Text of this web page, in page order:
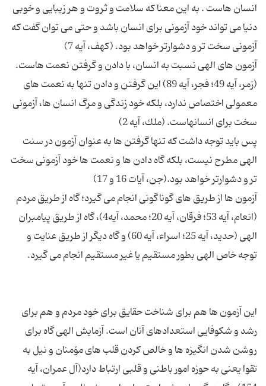
انسان هاست . به این معنا كه سلامت و ثروت و هر زیبایی و خوبی
دنیا می تواند خود آزمونی برای انسان باشد و حتی می توان گفت كه
آزمون های الهی نسبت به انسان، با دادن و گرفتن نعمت هاست.
(زمر، آیه 49؛ فجر، آیه 89) این گرفتن و دادن تنها به نعمت های
معمولی اختصاص ندارد، بلكه خود زندگی و مرگ انسان ها، آزمونی
پس باید توجه داشت كه تنها گرفتن ها به عنوان آزمون در سنت
الهی مطرح نیست، بلكه گاه دادن ها و نعمت ها خود آزمونی سخت
آزمون ها از طریق های گوناگونی انجام می گیرد؛ گاه از طریق مردم
(انعام، آیه 53؛ فرقان، آیه 20؛ محمد، آیه4)، گاه از طریق پیامبران
الهی (حدید، آیه 25؛ اسراء، آیه 60) و گاه دیگر از طریق عنایت و
این آزمون ها هم برای شناخت حقایق برای خود مردم و هم برای
رشد و شكوفایی استعدادهای آنان است. آزمایش الهی گاه برای
روشن شدن انگیزه ها و خالص كردن قلب های مۆمنان و نیل به
تقوا یعنی به حوزه امور باطنی و قلبی ارتباط دارد(آل عمران، آیه